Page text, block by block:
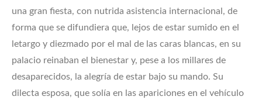
una gran fiesta, con nutrida asistencia internacional, de
forma que se difundiera que, lejos de estar sumido en el
letargo y diezmado por el mal de las caras blancas, en su
palacio reinaban el bienestar y, pese a los millares de
desaparecidos, la alegría de estar bajo su mando. Su
dilecta esposa, que solía en las apariciones en el vehículo